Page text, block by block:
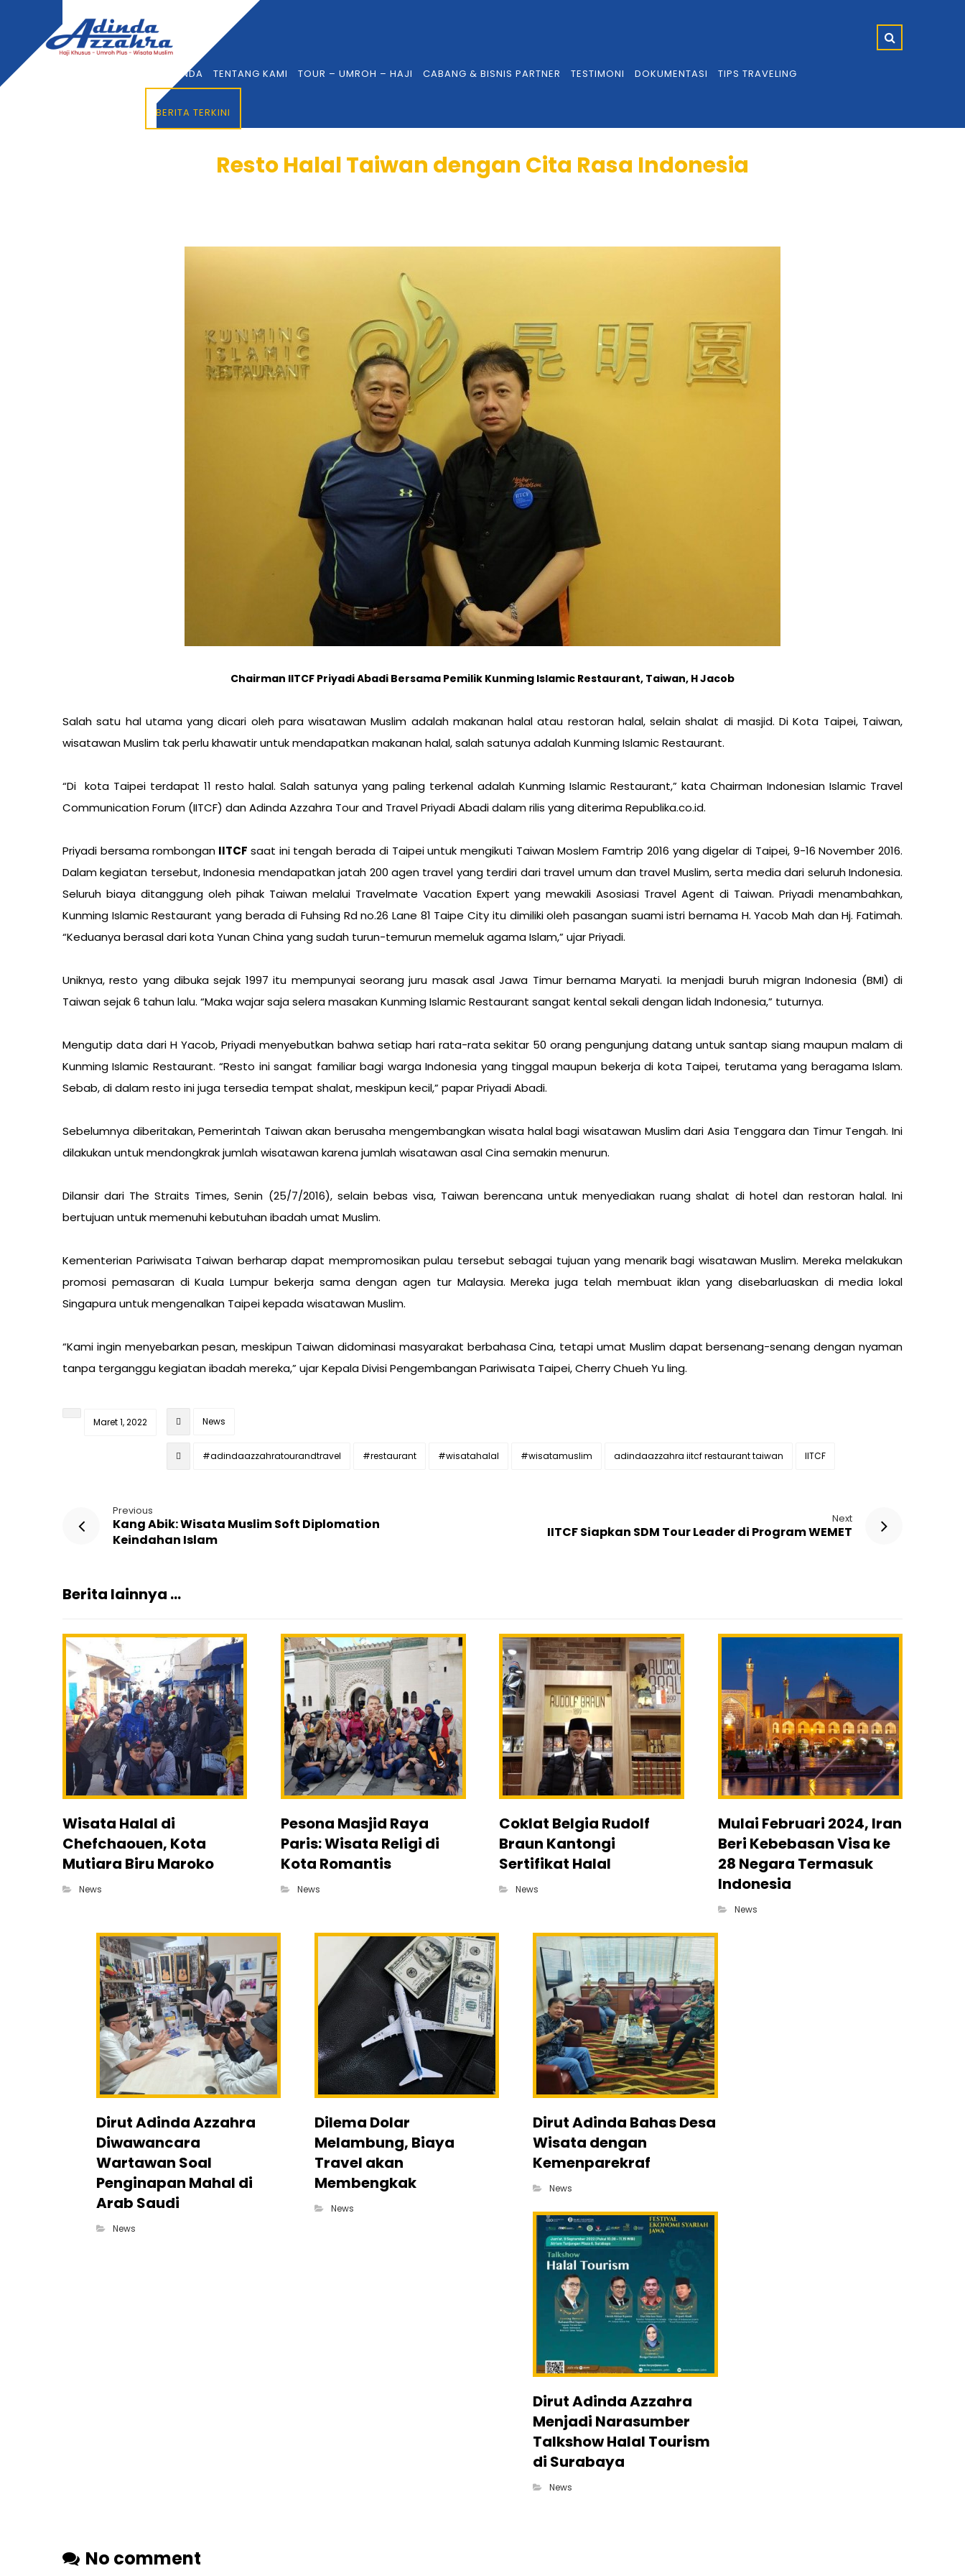
BERANDA TENTANG KAMI TOUR – UMROH – HAJI CABANG & BISNIS PARTNER TESTIMONI DOKUMENTASI TIPS TRAVELING
BERITA TERKINI
Resto Halal Taiwan dengan Cita Rasa Indonesia
Chairman IITCF Priyadi Abadi Bersama Pemilik Kunming Islamic Restaurant, Taiwan, H Jacob
Salah satu hal utama yang dicari oleh para wisatawan Muslim adalah makanan halal atau restoran halal, selain shalat di masjid. Di Kota Taipei, Taiwan,
wisatawan Muslim tak perlu khawatir untuk mendapatkan makanan halal, salah satunya adalah Kunming Islamic Restaurant.
“Di kota Taipei terdapat 11 resto halal. Salah satunya yang paling terkenal adalah Kunming Islamic Restaurant,” kata Chairman Indonesian Islamic Travel
Communication Forum (IITCF) dan Adinda Azzahra Tour and Travel Priyadi Abadi dalam rilis yang diterima Republika.co.id.
Priyadi bersama rombongan IITCF saat ini tengah berada di Taipei untuk mengikuti Taiwan Moslem Famtrip 2016 yang digelar di Taipei, 9-16 November 2016.
Dalam kegiatan tersebut, Indonesia mendapatkan jatah 200 agen travel yang terdiri dari travel umum dan travel Muslim, serta media dari seluruh Indonesia.
Seluruh biaya ditanggung oleh pihak Taiwan melalui Travelmate Vacation Expert yang mewakili Asosiasi Travel Agent di Taiwan. Priyadi menambahkan,
Kunming Islamic Restaurant yang berada di Fuhsing Rd no.26 Lane 81 Taipe City itu dimiliki oleh pasangan suami istri bernama H. Yacob Mah dan Hj. Fatimah.
“Keduanya berasal dari kota Yunan China yang sudah turun-temurun memeluk agama Islam,” ujar Priyadi.
Uniknya, resto yang dibuka sejak 1997 itu mempunyai seorang juru masak asal Jawa Timur bernama Maryati. Ia menjadi buruh migran Indonesia (BMI) di
Taiwan sejak 6 tahun lalu. “Maka wajar saja selera masakan Kunming Islamic Restaurant sangat kental sekali dengan lidah Indonesia,” tuturnya.
Mengutip data dari H Yacob, Priyadi menyebutkan bahwa setiap hari rata-rata sekitar 50 orang pengunjung datang untuk santap siang maupun malam di
Kunming Islamic Restaurant. “Resto ini sangat familiar bagi warga Indonesia yang tinggal maupun bekerja di kota Taipei, terutama yang beragama Islam.
Sebab, di dalam resto ini juga tersedia tempat shalat, meskipun kecil,” papar Priyadi Abadi.
Sebelumnya diberitakan, Pemerintah Taiwan akan berusaha mengembangkan wisata halal bagi wisatawan Muslim dari Asia Tenggara dan Timur Tengah. Ini
dilakukan untuk mendongkrak jumlah wisatawan karena jumlah wisatawan asal Cina semakin menurun.
Dilansir dari The Straits Times, Senin (25/7/2016), selain bebas visa, Taiwan berencana untuk menyediakan ruang shalat di hotel dan restoran halal. Ini
bertujuan untuk memenuhi kebutuhan ibadah umat Muslim.
Kementerian Pariwisata Taiwan berharap dapat mempromosikan pulau tersebut sebagai tujuan yang menarik bagi wisatawan Muslim. Mereka melakukan
promosi pemasaran di Kuala Lumpur bekerja sama dengan agen tur Malaysia. Mereka juga telah membuat iklan yang disebarluaskan di media lokal
Singapura untuk mengenalkan Taipei kepada wisatawan Muslim.
“Kami ingin menyebarkan pesan, meskipun Taiwan didominasi masyarakat berbahasa Cina, tetapi umat Muslim dapat bersenang-senang dengan nyaman
tanpa terganggu kegiatan ibadah mereka,” ujar Kepala Divisi Pengembangan Pariwisata Taipei, Cherry Chueh Yu ling.
Maret 1, 2022 News
#adindaazzahratourandtravel #restaurant #wisatahalal #wisatamuslim adindaazzahra iitcf restaurant taiwan IITCF
Previous
Kang Abik: Wisata Muslim Soft Diplomation
Keindahan Islam
Next
IITCF Siapkan SDM Tour Leader di Program WEMET
Berita lainnya ...
Wisata Halal di
Chefchaouen, Kota
Mutiara Biru Maroko
News
Pesona Masjid Raya
Paris: Wisata Religi di
Kota Romantis
News
Coklat Belgia Rudolf
Braun Kantongi
Sertifikat Halal
News
Mulai Februari 2024, Iran
Beri Kebebasan Visa ke
28 Negara Termasuk
Indonesia
News
Dirut Adinda Azzahra
Diwawancara
Wartawan Soal
Penginapan Mahal di
Arab Saudi
News
Dilema Dolar
Melambung, Biaya
Travel akan
Membengkak
News
Dirut Adinda Bahas Desa
Wisata dengan
Kemenparekraf
News
Dirut Adinda Azzahra
Menjadi Narasumber
Talkshow Halal Tourism
di Surabaya
News
No comment